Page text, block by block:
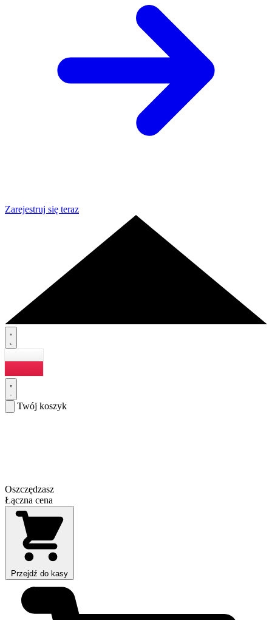
Zarejestruj się teraz
Twój koszyk
Oszczędzasz
Łączna cena
Przejdź do kasy